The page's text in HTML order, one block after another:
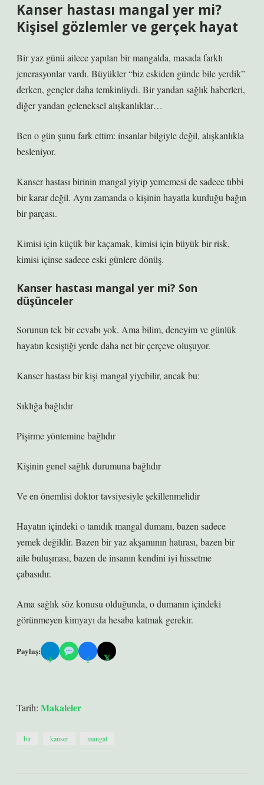
Kanser hastası mangal yer mi?
Kişisel gözlemler ve gerçek hayat
Bir yaz günü ailece yapılan bir mangalda, masada farklı
jenerasyonlar vardı. Büyükler “biz eskiden günde bile yerdik”
derken, gençler daha temkinliydi. Bir yandan sağlık haberleri,
diğer yandan geleneksel alışkanlıklar…
Ben o gün şunu fark ettim: insanlar bilgiyle değil, alışkanlıkla
besleniyor.
Kanser hastası birinin mangal yiyip yememesi de sadece tıbbi
bir karar değil. Aynı zamanda o kişinin hayatla kurduğu bağın
bir parçası.
Kimisi için küçük bir kaçamak, kimisi için büyük bir risk,
kimisi içinse sadece eski günlere dönüş.
Kanser hastası mangal yer mi? Son
düşünceler
Sorunun tek bir cevabı yok. Ama bilim, deneyim ve günlük
hayatın kesiştiği yerde daha net bir çerçeve oluşuyor.
Kanser hastası bir kişi mangal yiyebilir, ancak bu:
Sıklığa bağlıdır
Pişirme yöntemine bağlıdır
Kişinin genel sağlık durumuna bağlıdır
Ve en önemlisi doktor tavsiyesiyle şekillenmelidir
Hayatın içindeki o tanıdık mangal dumanı, bazen sadece
yemek değildir. Bazen bir yaz akşamının hatırası, bazen bir
aile buluşması, bazen de insanın kendini iyi hissetme
çabasıdır.
Ama sağlık söz konusu olduğunda, o dumanın içindeki
görünmeyen kimyayı da hesaba katmak gerekir.
Paylaş:
✈ f 𝕏
Tarih: Makaleler
bir kanser mangal